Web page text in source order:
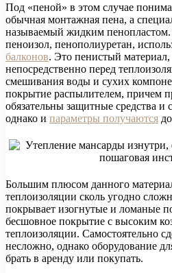
Под «пеной» в этом случае
обычная монтажная пена, а
называемый жидким пенопластом.
пеноизол, пенополиуретан,
балконов. Это пенистый
непосредственно перед
смешивания воды и сухих
покрытие распылителем, причем
обязательны защитные средства и
однако и параметры получаются
Большим плюсом данного
теплоизоляции сколь угодно
покрывает изогнутые и ломаные
бесшовное покрытие с высоким
теплоизоляции. Самостоятельно
несложно, однако оборудование
брать в аренду или покупать.